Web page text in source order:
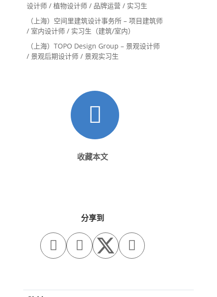
设计师 / 植物设计师 / 品牌运营 / 实习生
（上海）空间里建筑设计事务所 – 项目建筑师
/ 室内设计师 / 实习生（建筑/室内）
（上海）TOPO Design Group – 景观设计师
/ 景观后期设计师 / 景观实习生
收藏本文
分享到
  